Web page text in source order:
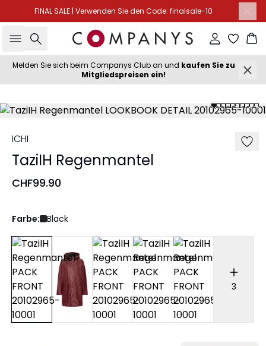
FINAL SALE | Verwenden Sie den Code: finalsale-10
Suche Einloggen
Melden Sie sich beim Companys Club an und kaufen Sie zu
Mitgliedspreisen ein!
ICHI
TaziIH Regenmantel
CHF99.90
Farbe: Black
3